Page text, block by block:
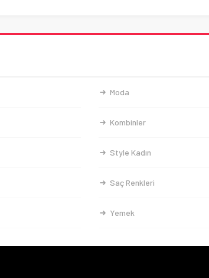
Moda
Kombinler
Style Kadın
Saç Renkleri
Yemek